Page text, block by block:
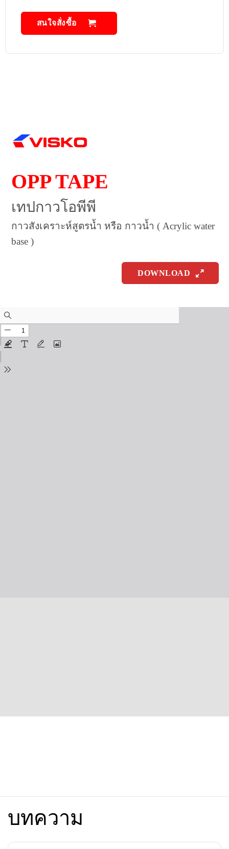
สนใจสั่งซื้อ
OPP TAPE
เทปกาวโอพีพี
กาวสังเคราะห์สูตรน้ำ หรือ กาวน้ำ ( Acrylic water
base )
DOWNLOAD
บทความ